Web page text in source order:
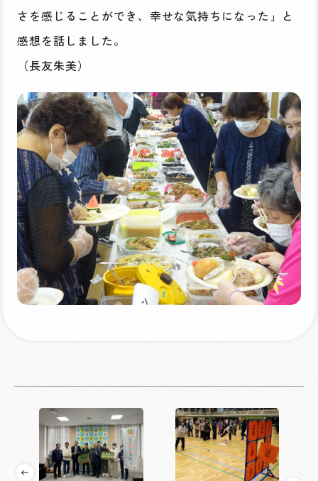
さを感じることができ、幸せな気持ちになった」と
感想を話しました。
（長友朱美）